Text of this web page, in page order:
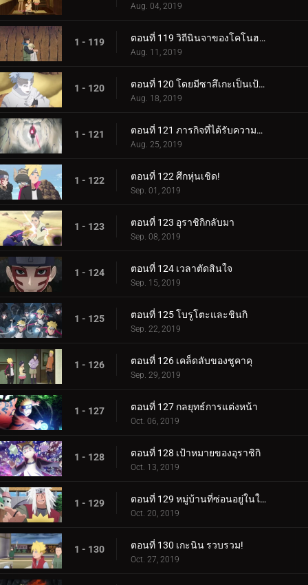
Aug. 04, 2019
1 - 119 ตอนที่ 119 วิถีนินจาของโคโนฮะมารุ
Aug. 11, 2019
1 - 120 ตอนที่ 120 โดยมีซาสึเกะเป็นเป้าหมาย
Aug. 18, 2019
1 - 121 ตอนที่ 121 ภารกิจที่ได้รับความไว้วางใจ: ปกป้อง One Tails!
Aug. 25, 2019
1 - 122 ตอนที่ 122 ศึกหุ่นเชิด!
Sep. 01, 2019
1 - 123 ตอนที่ 123 อุราชิกิกลับมา
Sep. 08, 2019
1 - 124 ตอนที่ 124 เวลาตัดสินใจ
Sep. 15, 2019
1 - 125 ตอนที่ 125 โบรูโตะและชินกิ
Sep. 22, 2019
1 - 126 ตอนที่ 126 เคล็ดลับของชูคาคุ
Sep. 29, 2019
1 - 127 ตอนที่ 127 กลยุทธ์การแต่งหน้า
Oct. 06, 2019
1 - 128 ตอนที่ 128 เป้าหมายของอุราชิกิ
Oct. 13, 2019
1 - 129 ตอนที่ 129 หมู่บ้านที่ซ่อนอยู่ในใบไม้
Oct. 20, 2019
1 - 130 ตอนที่ 130 เกะนิน รวบรวม!
Oct. 27, 2019